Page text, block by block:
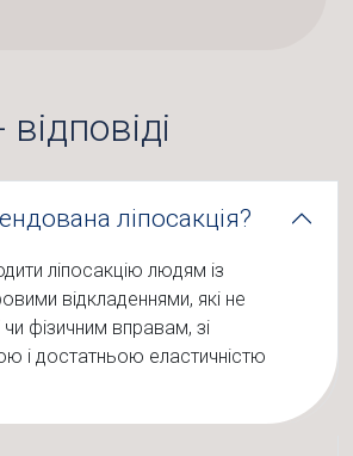
ліпосакція?
ліпосакцію людям із
відкладеннями, які не
чи фізичним вправам, зі
і достатньою еластичністю